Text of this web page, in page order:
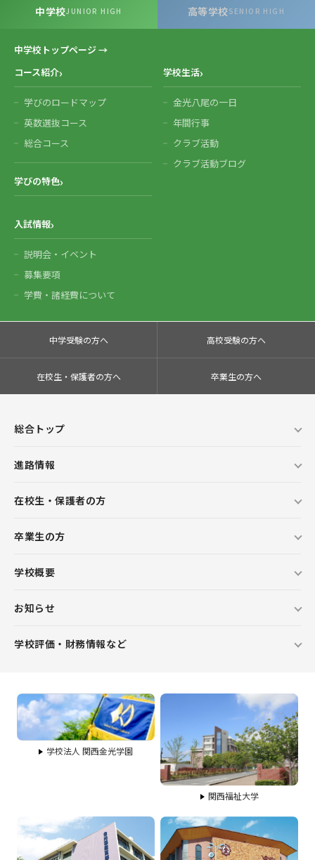
中学校JUNIOR HIGH 高等学校SENIOR HIGH
中学校トップページ →
コース紹介
学びのロードマップ
英数選抜コース
総合コース
学びの特色
学校生活
金光八尾の一日
年間行事
クラブ活動
クラブ活動ブログ
入試情報
説明会・イベント
募集要項
学費・諸経費について
中学受験の方へ 高校受験の方へ
在校生・保護者の方へ 卒業生の方へ
総合トップ
進路情報
在校生・保護者の方
卒業生の方
学校概要
お知らせ
学校評価・財務情報など
学校法人 関西金光学園
関西福祉大学